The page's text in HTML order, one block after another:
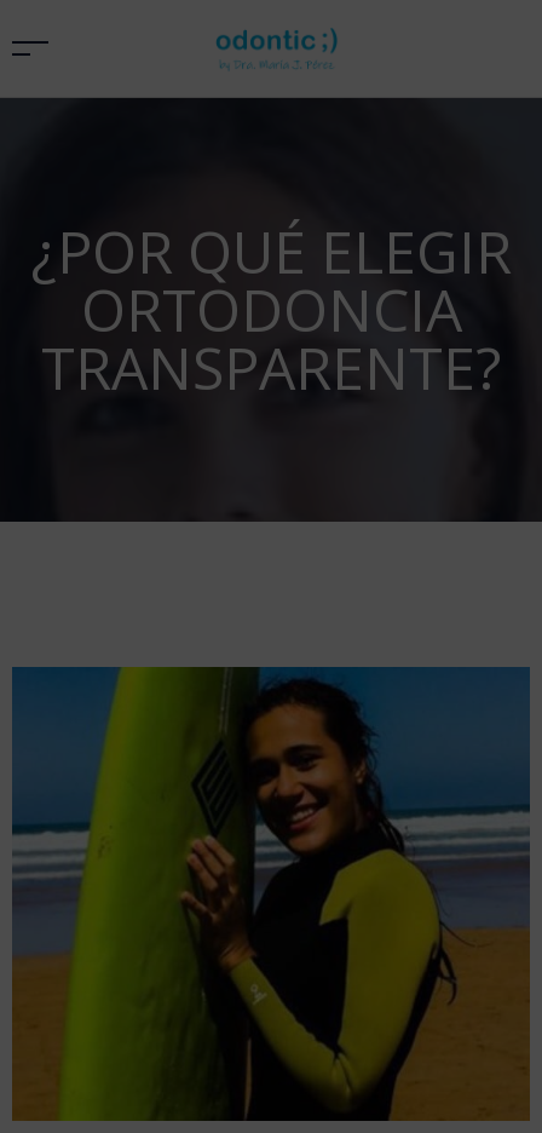
¿POR QUÉ ELEGIR
ORTODONCIA
TRANSPARENTE?